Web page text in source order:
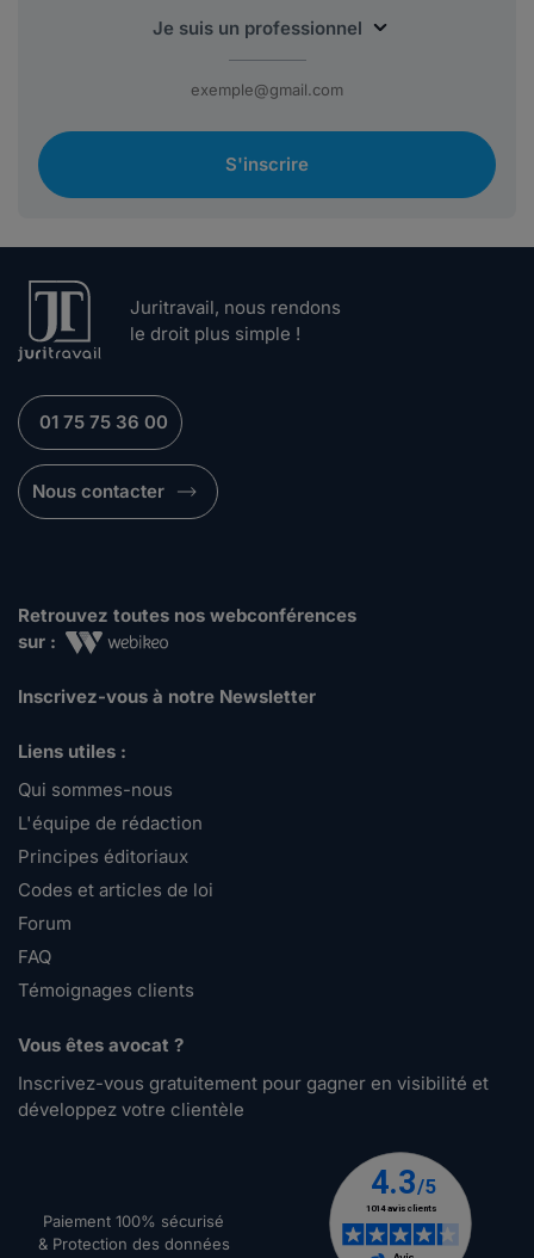
S'inscrire
Juritravail, nous rendons
le droit plus simple !
01 75 75 36 00
Nous contacter
Retrouvez toutes nos webconférences
sur :
Inscrivez-vous à notre Newsletter
Liens utiles :
Qui sommes-nous
L'équipe de rédaction
Principes éditoriaux
Codes et articles de loi
Forum
FAQ
Témoignages clients
Vous êtes avocat ?
Inscrivez-vous gratuitement pour gagner en visibilité et
développez votre clientèle
Paiement 100% sécurisé
& Protection des données